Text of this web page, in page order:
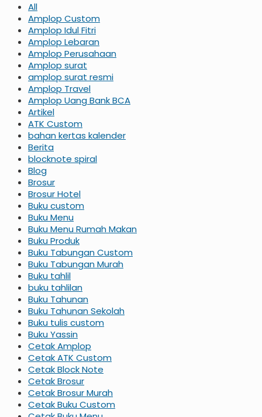
All
Amplop Custom
Amplop Idul Fitri
Amplop Lebaran
Amplop Perusahaan
Amplop surat
amplop surat resmi
Amplop Travel
Amplop Uang Bank BCA
Artikel
ATK Custom
bahan kertas kalender
Berita
blocknote spiral
Blog
Brosur
Brosur Hotel
Buku custom
Buku Menu
Buku Menu Rumah Makan
Buku Produk
Buku Tabungan Custom
Buku Tabungan Murah
Buku tahlil
buku tahlilan
Buku Tahunan
Buku Tahunan Sekolah
Buku tulis custom
Buku Yassin
Cetak Amplop
Cetak ATK Custom
Cetak Block Note
Cetak Brosur
Cetak Brosur Murah
Cetak Buku Custom